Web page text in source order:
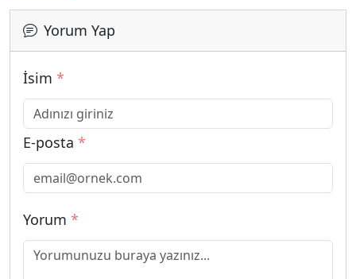
Yorum Yap
İsim *
E-posta *
Yorum *